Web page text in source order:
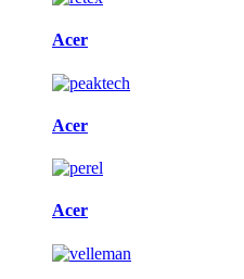
Acer
Acer
Acer